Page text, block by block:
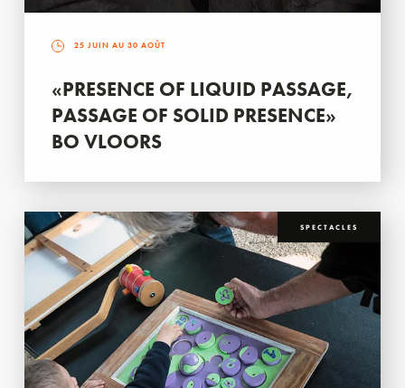
25 JUIN AU 30 AOÛT
«PRESENCE OF LIQUID PASSAGE,
PASSAGE OF SOLID PRESENCE»
BO VLOORS
SPECTACLES